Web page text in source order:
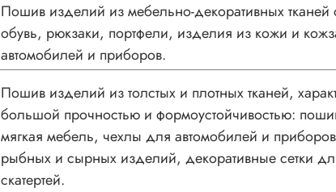
Пошив изделий из мебельно-декоративных
обувь, рюкзаки, портфели, изделия из кожи и
автомобилей и приборов.
Пошив изделий из толстых и плотных тканей,
большой прочностью и формоустойчивостью:
мягкая мебель, чехлы для автомобилей и
рыбных и сырных изделий, декоративные сетки
скатертей.